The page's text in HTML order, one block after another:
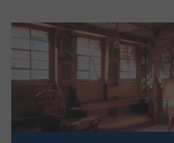
Show larger version for: